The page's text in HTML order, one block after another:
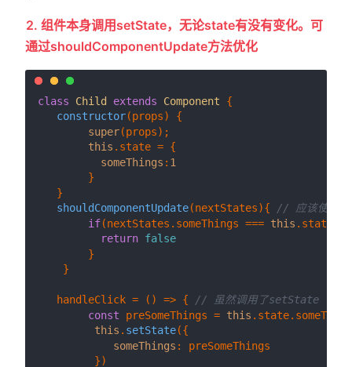
2. 组件本身调用setState，无论state有没有变化。可
通过shouldComponentUpdate方法优化
class Child extends Component {
constructor(props) {
super(props);
this . state = {
someThings : 1
        }
   }
shouldComponentUpdate(nextStates){
// 应该使用这
if(nextStates. someThings === this state
return false
        }
    }
   handleClick =
() => {
// 虽然调用了setState ，但
const preSomeThings = this state
this . setState({
someThings : preSomeThings
         })